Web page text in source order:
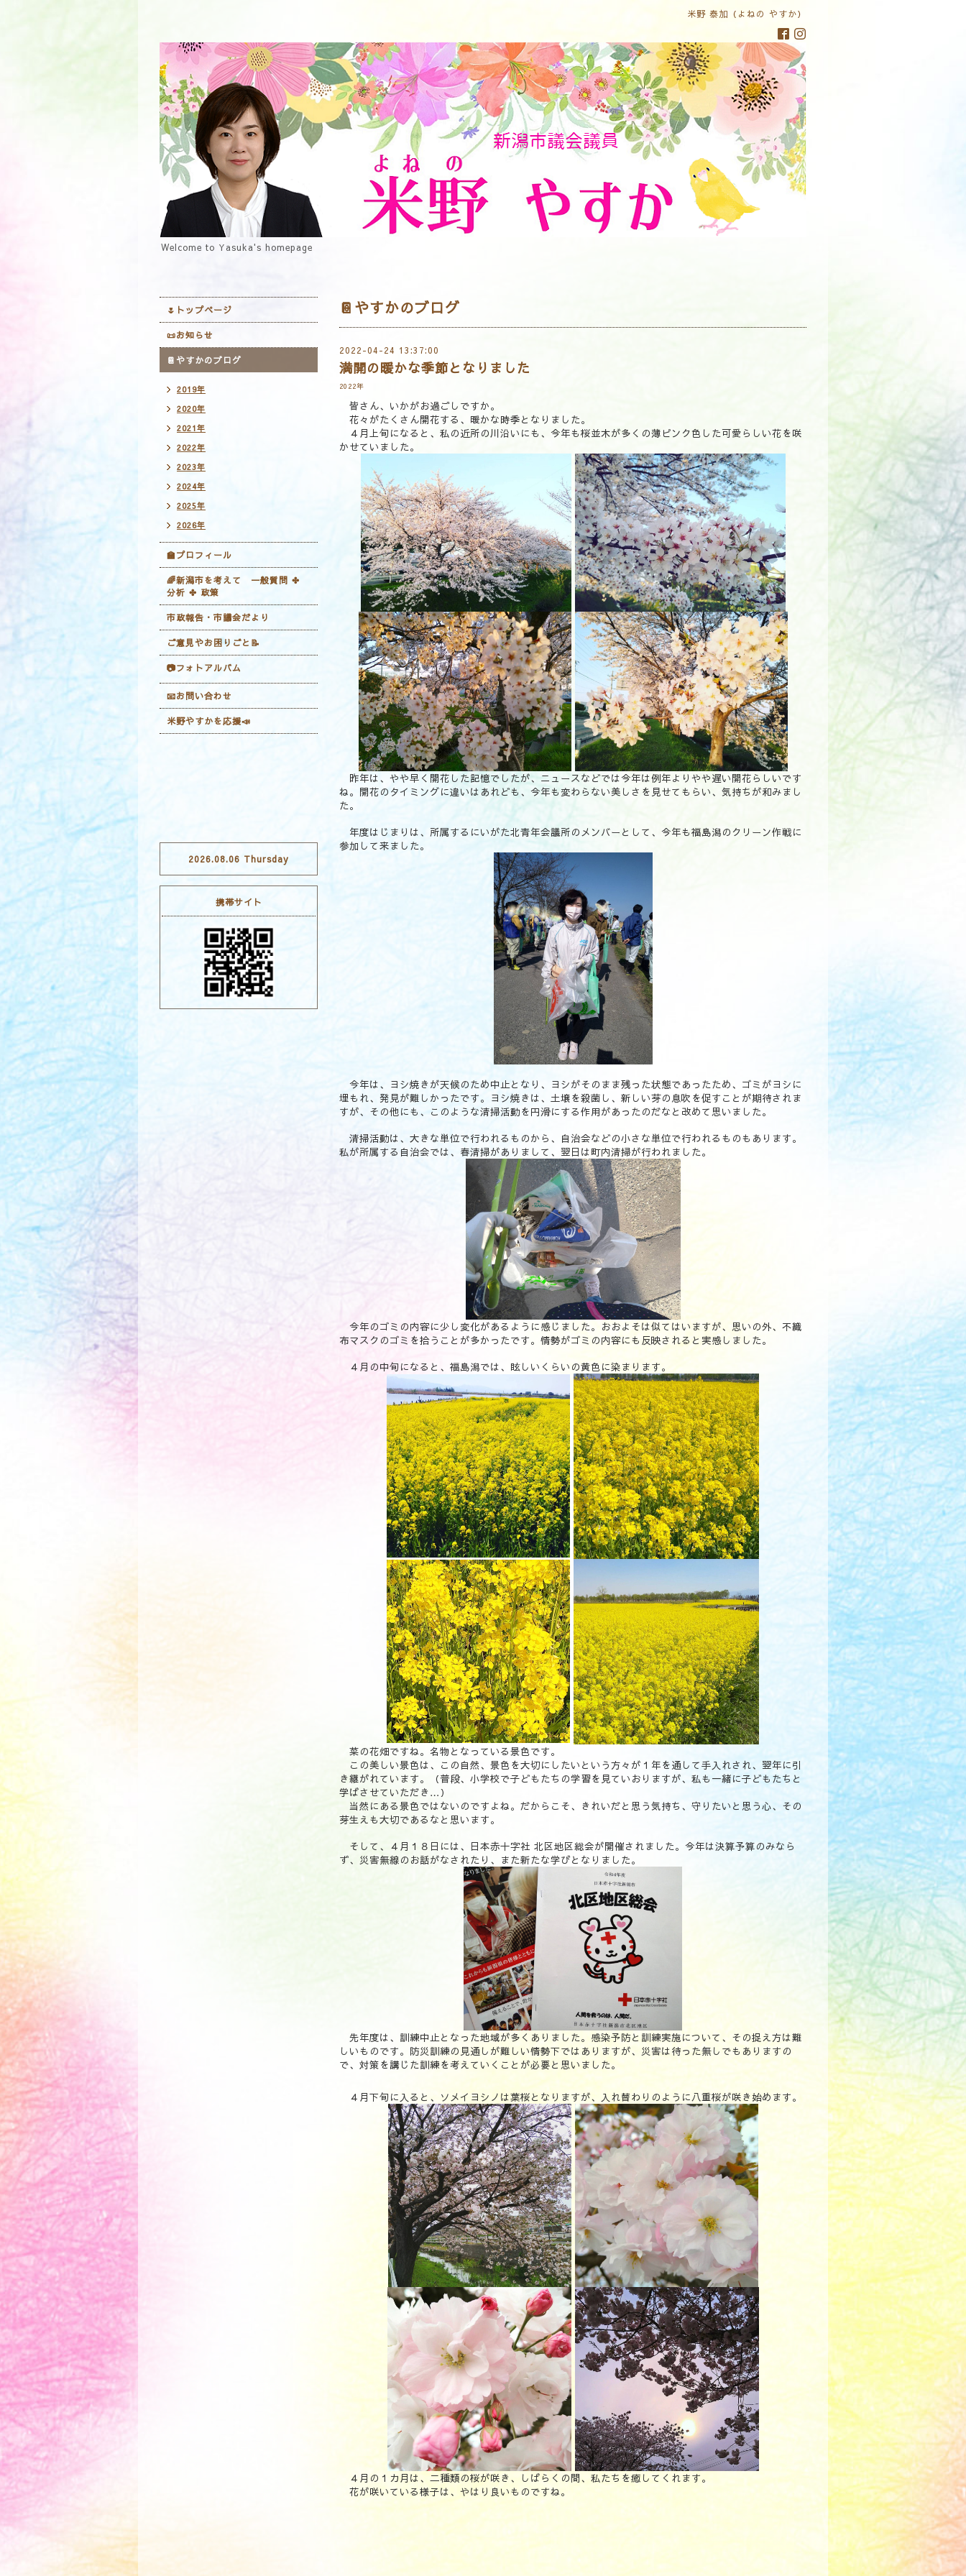
米野 泰加（よねの やすか）
Welcome to Yasuka's homepage
📔やすかのブログ
2022-04-24 13:37:00
満開の暖かな季節となりました
2022年
皆さん、いかがお過ごしですか。
花々がたくさん開花する、暖かな時季となりました。
４月上旬になると、私の近所の川沿いにも、今年も桜並木が多くの薄ピンク色した可愛らしい花を咲
かせていました。
昨年は、やや早く開花した記憶でしたが、ニュースなどでは今年は例年よりやや遅い開花らしいです
ね。開花のタイミングに違いはあれども、今年も変わらない美しさを見せてもらい、気持ちが和みまし
た。
年度はじまりは、所属するにいがた北青年会議所のメンバーとして、今年も福島潟のクリーン作戦に
参加して来ました。
今年は、ヨシ焼きが天候のため中止となり、ヨシがそのまま残った状態であったため、ゴミがヨシに
埋もれ、発見が難しかったです。ヨシ焼きは、土壌を殺菌し、新しい芽の息吹を促すことが期待されま
すが、その他にも、このような清掃活動を円滑にする作用があったのだなと改めて思いました。
清掃活動は、大きな単位で行われるものから、自治会などの小さな単位で行われるものもあります。
私が所属する自治会では、春清掃がありまして、翌日は町内清掃が行われました。
今年のゴミの内容に少し変化があるように感じました。おおよそは似てはいますが、思いの外、不織
布マスクのゴミを拾うことが多かったです。情勢がゴミの内容にも反映されると実感しました。
４月の中旬になると、福島潟では、眩しいくらいの黄色に染まります。
菜の花畑ですね。名物となっている景色です。
この美しい景色は、この自然、景色を大切にしたいという方々が１年を通して手入れされ、翌年に引
き継がれています。（普段、小学校で子どもたちの学習を見ていおりますが、私も一緒に子どもたちと
学ばさせていただき…）
当然にある景色ではないのですよね。だからこそ、きれいだと思う気持ち、守りたいと思う心、その
芽生えも大切であるなと思います。
そして、４月１８日には、
日本赤十字社 北区地区総会が開催されました。 今年は決算予算のみなら
ず、災害無線のお話がなされたり、また新たな学びとなりました。
先年度は、訓練中止となった地域が多くありました。感染予防と訓練実施について、その捉え方は難
しいものです。 防災訓練の見通しが難しい情勢下ではありますが、災害は待った無しでもありますの
で、対策を講じた訓練を考えていくことが必要と思いました。
４月下旬に入ると、ソメイヨシノは葉桜となりますが、入れ替わりのように八重桜が咲き始めます。
４月の１カ月は、二種類の桜が咲き、しばらくの間、私たちを癒してくれます。
花が咲いている様子は、やはり良いものですね。
🌷トップページ
📜お知らせ
📔やすかのブログ
2019年
2020年
2021年
2022年
2023年
2024年
2025年
2026年
🏫プロフィール
🌈新潟市を考えて 一般質問 ✤
分析 ✤ 政策
市政報告・市議会だより
ご意見やお困りごと📝
📷フォトアルバム
📧お問い合わせ
米野やすかを応援📣
2026.08.06 Thursday
携帯サイト